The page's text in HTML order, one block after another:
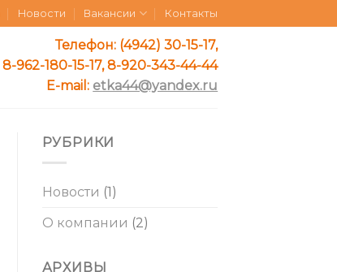
Новости Вакансии Контакты
Телефон: (4942) 30-15-17,
8-962-180-15-17, 8-920-343-44-44
E-mail: etka44@yandex.ru
РУБРИКИ
Новости (1)
О компании (2)
АРХИВЫ